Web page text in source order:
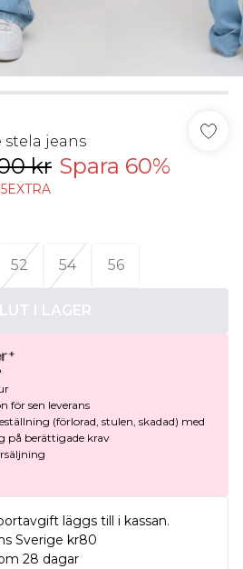
stela jeans
kr Spara 60%
52 54 56
I LAGER
för sen leverans
(förlorad, stulen, skadad) med
på berättigade krav
läggs till i kassan.
Sverige kr80
28 dagar